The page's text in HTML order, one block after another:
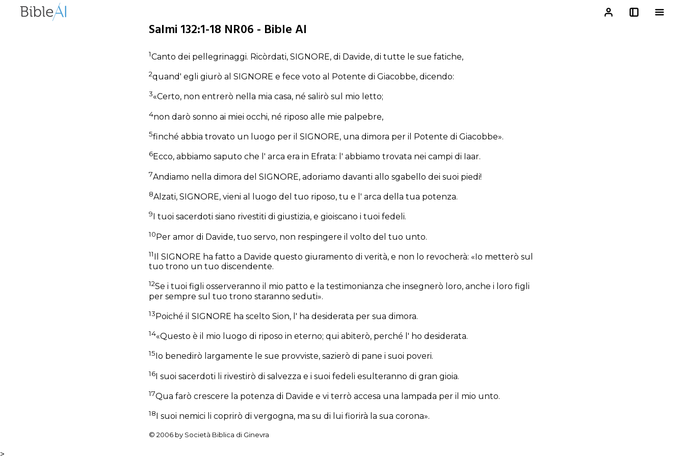
Salmi 132:1-18 NR06 - Bible AI
1Canto dei pellegrinaggi. Ricòrdati, SIGNORE, di Davide, di tutte le sue fatiche,
2quand' egli giurò al SIGNORE e fece voto al Potente di Giacobbe, dicendo:
3«Certo, non entrerò nella mia casa, né salirò sul mio letto;
4non darò sonno ai miei occhi, né riposo alle mie palpebre,
5finché abbia trovato un luogo per il SIGNORE, una dimora per il Potente di Giacobbe».
6Ecco, abbiamo saputo che l' arca era in Efrata: l' abbiamo trovata nei campi di Iaar.
7Andiamo nella dimora del SIGNORE, adoriamo davanti allo sgabello dei suoi piedi!
8Alzati, SIGNORE, vieni al luogo del tuo riposo, tu e l' arca della tua potenza.
9 I tuoi sacerdoti siano rivestiti di giustizia, e gioiscano i tuoi fedeli.
10Per amor di Davide, tuo servo, non respingere il volto del tuo unto.
11
Il SIGNORE ha fatto a Davide questo giuramento di verità, e non lo revocherà: «Io metterò sul
tuo trono un tuo discendente.
12Se i tuoi figli osserveranno il mio patto e la testimonianza che insegnerò loro, anche i loro figli
per sempre sul tuo trono staranno seduti».
13Poiché il SIGNORE ha scelto Sion, l' ha desiderata per sua dimora.
14«Questo è il mio luogo di riposo in eterno; qui abiterò, perché l' ho desiderata.
15 Io benedirò largamente le sue provviste, sazierò di pane i suoi poveri.
16I suoi sacerdoti li rivestirò di salvezza e i suoi fedeli esulteranno di gran gioia.
17Qua farò crescere la potenza di Davide e vi terrò accesa una lampada per il mio unto.
18 I suoi nemici li coprirò di vergogna, ma su di lui fiorirà la sua corona».
© 2006 by Società Biblica di Ginevra